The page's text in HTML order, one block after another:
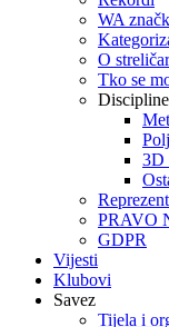
WA
O
Tko se
Discipline
3D
PRAVO
GDPR
Vijesti
Klubovi
Savez
Tijela i